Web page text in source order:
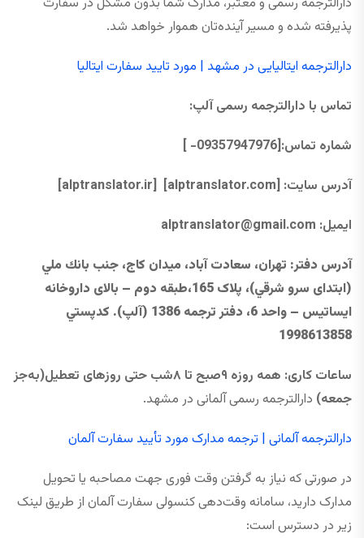
پذیرفته شده و مسیر آینده‌تان هموار خواهد شد.
دارالترجمه ایتالیایی در مشهد | مورد تایید سفارت ایتالیا
تماس با دارالترجمه رسمی آلپ:
شماره تماس:[09357947976- ]
آدرس سایت: [alptranslator.com]
[alptranslator.ir]
ایمیل:
alptranslator@gmail.com
آدرس دفتر: تهران، سعادت آباد، ميدان كاج، جنب بانك ملي
(ابتدای سرو شرقي)، پلاک 165،طبقه دوم – بالای داروخانه
ایساتیس – واحد 6، دفتر ترجمه 1386 (آلپ). كدپستي
1998613858
ساعات کاری: همه ‌روزه ۹صبح تا ۸شب حتی روزهای تعطیل(به‌جز
جمعه) دارالترجمه رسمی آلمانی در مشهد.
دارالترجمه آلمانی | ترجمه مدارک مورد تأیید سفارت آلمان
در صورتی که نیاز به گرفتن وقت فوری جهت مصاحبه یا تحویل
مدارک دارید، سامانه وقت‌دهی کنسولی سفارت آلمان از طریق لینک
زیر در دسترس است: